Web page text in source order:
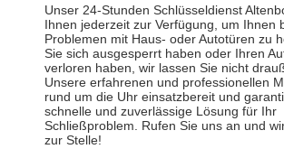
Unser 24-Stunden Schlüsseldienst
Ihnen jederzeit zur Verfügung, um Ihnen
Problemen mit Haus- oder Autotüren zu
Sie sich ausgesperrt haben oder Ihren
verloren haben, wir lassen Sie nicht
Unsere erfahrenen und professionellen
rund um die Uhr einsatzbereit und
schnelle und zuverlässige Lösung für Ihr
Schließproblem. Rufen Sie uns an und
zur Stelle!